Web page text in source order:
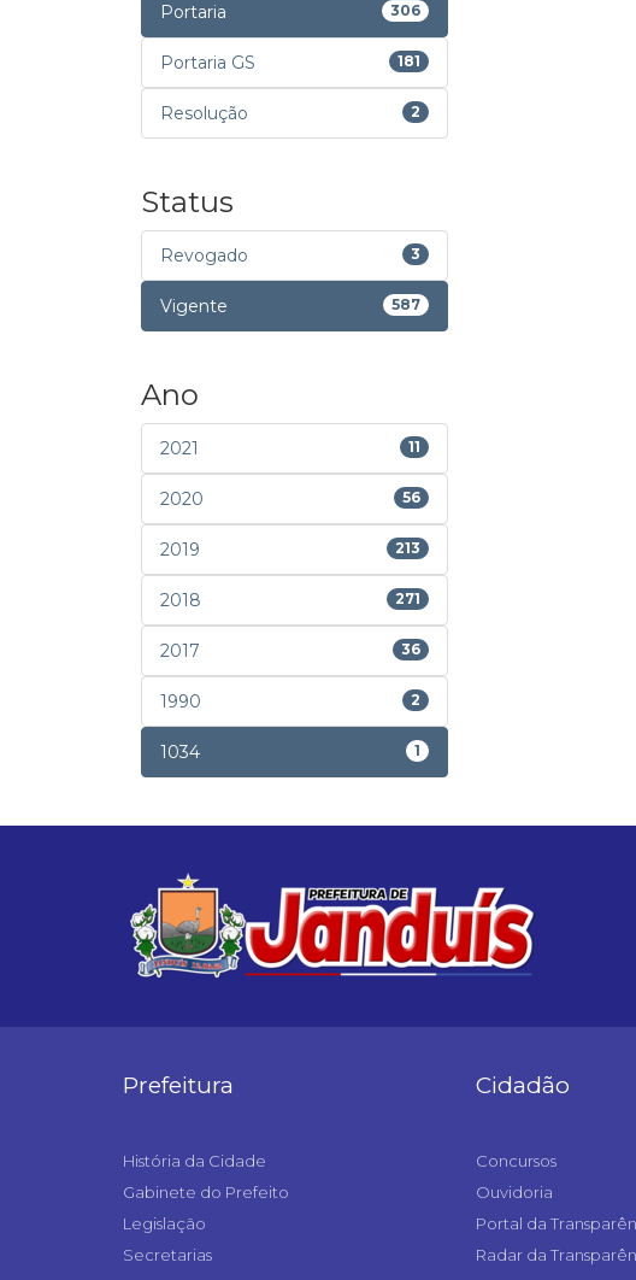
Portaria 306
Portaria GS 181
Resolução 2
Status
Revogado 3
Vigente 587
Ano
2021 11
2020 56
2019 213
2018 271
2017 36
1990 2
1034 1
Prefeitura
História da Cidade
Gabinete do Prefeito
Legislação
Secretarias
Cidadão
Concursos
Ouvidoria
Portal da
Radar da